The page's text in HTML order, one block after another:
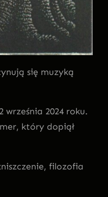
się muzyką
września 2024 roku.
który dopiął
filozofia